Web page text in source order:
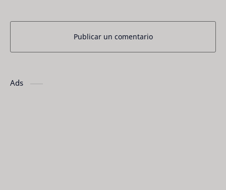
Publicar un comentario
Ads